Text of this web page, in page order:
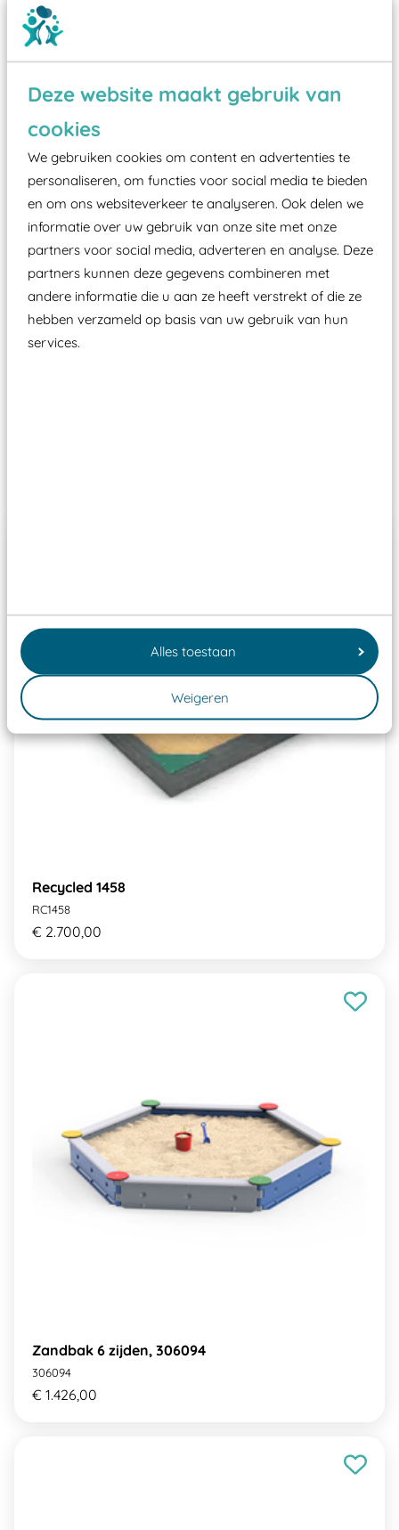
Deze website maakt gebruik van
cookies
We gebruiken cookies om content en advertenties te
personaliseren, om functies voor social media te bieden
en om ons websiteverkeer te analyseren. Ook delen we
informatie over uw gebruik van onze site met onze
partners voor social media, adverteren en analyse. Deze
partners kunnen deze gegevens combineren met
andere informatie die u aan ze heeft verstrekt of die ze
hebben verzameld op basis van uw gebruik van hun
services.
Alles toestaan
Weigeren
Wist je dat:
Vanaf een valhoogte van 1,5 meter een speciale
valondergrond onder speeltoestellen verplicht is
zoals kunstgras, rubber tegels of boomschors?
Elk speeltoestel in de openbare ruimte voorzien
moet zijn van een typekeuring, -plaatje en
certificering, uitgegeven door een Nederlands
aangewezen keuringsinstantie?
Wij ook speeltoestellen kunnen laten keuren zodat
Recycled 1458
RC1458
€ 2.700,00
Zandbak 6 zijden, 306094
306094
€ 1.426,00